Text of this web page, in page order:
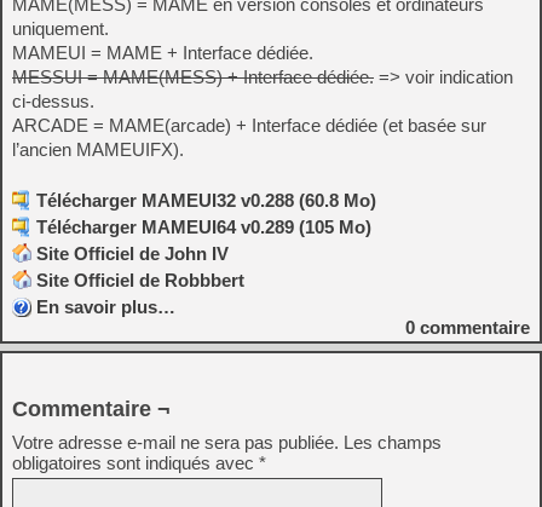
MAME(MESS) = MAME en version consoles et ordinateurs
uniquement.
MAMEUI = MAME + Interface dédiée.
MESSUI = MAME(MESS) + Interface dédiée. => voir indication
ci-dessus.
ARCADE = MAME(arcade) + Interface dédiée (et basée sur
l’ancien MAMEUIFX).
Télécharger MAMEUI32 v0.288 (60.8 Mo)
Télécharger MAMEUI64 v0.289 (105 Mo)
Site Officiel de John IV
Site Officiel de Robbbert
En savoir plus…
0 commentaire
Commentaire ¬
Votre adresse e-mail ne sera pas publiée. Les champs
obligatoires sont indiqués avec *